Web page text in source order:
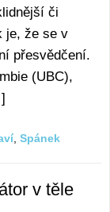
či
je, že se v
přesvědčení.
(UBC),
, Spánek
v těle